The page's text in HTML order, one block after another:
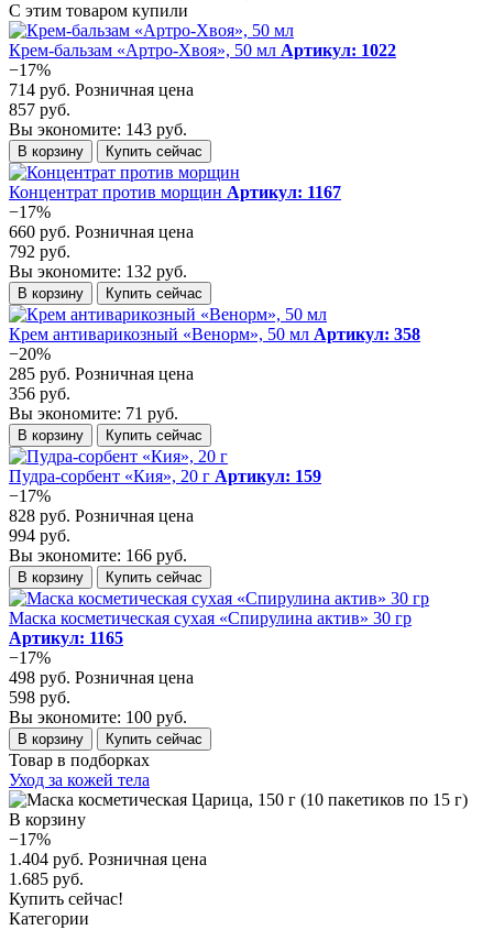
С этим товаром купили
Крем-бальзам «Артро-Хвоя», 50 мл Артикул: 1022
−17%
714 руб. Розничная цена
857 руб.
Вы экономите: 143 руб.
В корзину Купить сейчас
Концентрат против морщин Артикул: 1167
−17%
660 руб. Розничная цена
792 руб.
Вы экономите: 132 руб.
В корзину Купить сейчас
Крем антиварикозный «Венорм», 50 мл Артикул: 358
−20%
285 руб. Розничная цена
356 руб.
Вы экономите: 71 руб.
В корзину Купить сейчас
Пудра-сорбент «Кия», 20 г Артикул: 159
−17%
828 руб. Розничная цена
994 руб.
Вы экономите: 166 руб.
В корзину Купить сейчас
Маска косметическая сухая «Спирулина актив» 30 гр
Артикул: 1165
−17%
498 руб. Розничная цена
598 руб.
Вы экономите: 100 руб.
В корзину Купить сейчас
Товар в подборках
Уход за кожей тела
В корзину
−17%
1.404 руб. Розничная цена
1.685 руб.
Купить сейчас!
Категории